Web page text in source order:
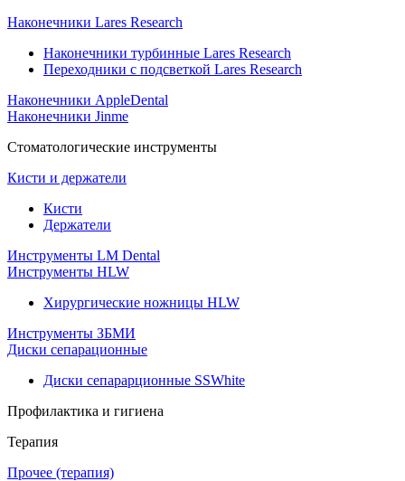
Наконечники Lares Research
Наконечники турбинные Lares Research
Переходники с подсветкой Lares Research
Наконечники AppleDental
Наконечники Jinme
Стоматологические инструменты
Кисти и держатели
Кисти
Держатели
Инструменты LM Dental
Инструменты HLW
Хирургические ножницы HLW
Инструменты ЗБМИ
Диски сепарационные
Диски сепарарционные SSWhite
Профилактика и гигиена
Терапия
Прочее (терапия)